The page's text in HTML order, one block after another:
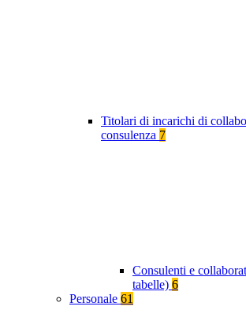
Titolari di incarichi di
consulenza 7
Consulenti e
tabelle) 6
Personale 61